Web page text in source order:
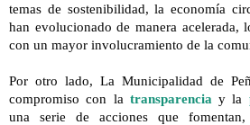
temas de sostenibilidad, la economía
han evolucionado de manera acelerada,
con un mayor involucramiento de la
Por otro lado, La Municipalidad de
compromiso con la transparencia y la
una serie de acciones que